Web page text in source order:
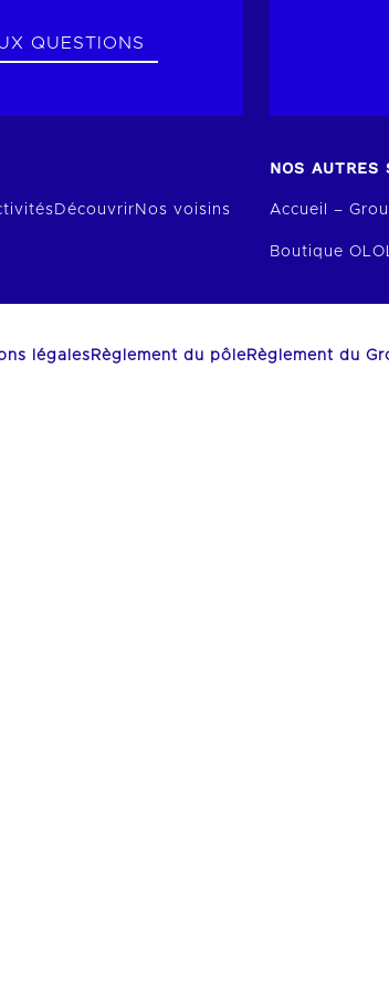
QUESTIONS
Découvrir Nos voisins
NOS AUTRES
Accueil –
Boutique OL
légales Règlement du pôleRèglement du